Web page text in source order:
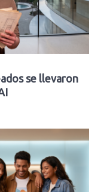
se llevaron